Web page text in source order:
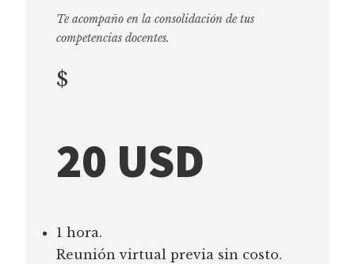
Te acompaño en la consolidación de tus
competencias docentes.
$
20 USD
1 hora.
Reunión virtual previa sin costo.